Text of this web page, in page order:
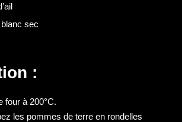
sec
:
four à 200°C.
les pommes de terre en rondelles